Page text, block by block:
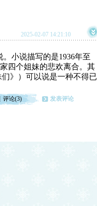
2025-02-07 14:21:10
。小说描写的是1936年至
四个姐妹的悲欢离合。其
们》）可以说是一种不得已
评论(3) 发表评论